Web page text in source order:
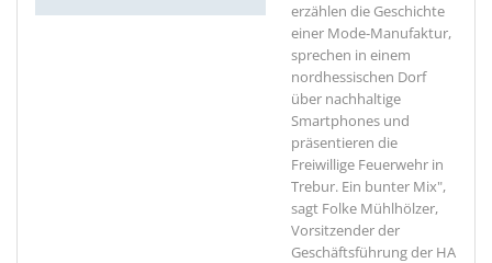
erzählen die Geschichte
einer Mode-Manufaktur,
sprechen in einem
nordhessischen Dorf
über nachhaltige
Smartphones und
präsentieren die
Freiwillige Feuerwehr in
Trebur. Ein bunter Mix",
sagt Folke Mühlhölzer,
Vorsitzender der
Geschäftsführung der HA